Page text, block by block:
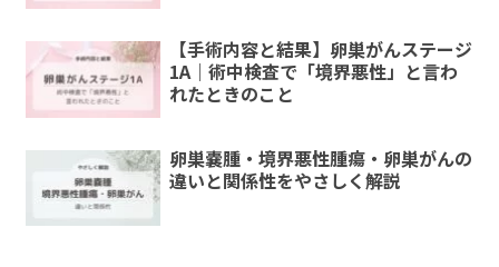
【手術内容と結果】卵巣がんステージ
1A｜術中検査で「境界悪性」と言わ
れたときのこと
卵巣嚢腫・境界悪性腫瘍・卵巣がんの
違いと関係性をやさしく解説